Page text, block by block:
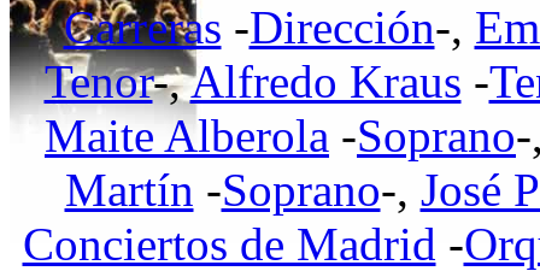
Carreras -Dirección-,
Tenor-,Alfredo Kraus -
Maite Alberola -Soprano
Martín -Soprano-, José
Conciertos de Madrid -